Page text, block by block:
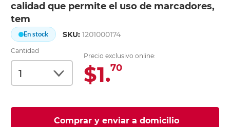
calidad que permite el uso de marcadores,
tem
En stock SKU:1201000174
Cantidad
Precio exclusivo online:
$1.70
Comprar y enviar a domicilio